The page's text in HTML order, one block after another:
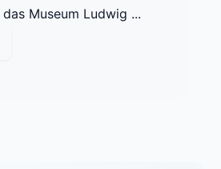
Museum Ludwig ...